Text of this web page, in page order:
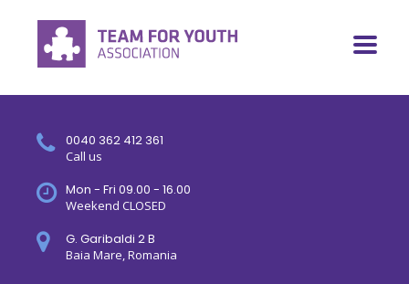
0040 362 412 361
Call us
Mon - Fri 09.00 - 16.00
Weekend CLOSED
G. Garibaldi 2 B
Baia Mare, Romania